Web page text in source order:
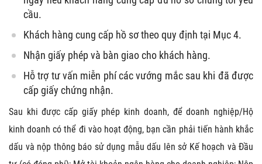
cầu.
Khách hàng cung cấp hồ sơ theo quy định tại Mục 4.
Nhận giấy phép và bàn giao cho khách hàng.
Hỗ trợ tư vấn miễn phí các vướng mắc sau khi đã được
cấp giấy chứng nhận.
Sau khi được cấp giấy phép kinh doanh, để doanh nghiệp/Hộ
kinh doanh có thể đi vào hoạt động, bạn cần phải tiến hành khắc
dấu và nộp thông báo sử dụng mẫu dấu lên sở Kế hoạch và Đầu